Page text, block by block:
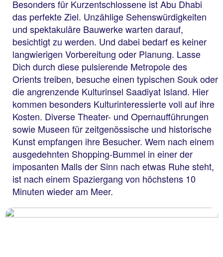
Besonders für Kurzentschlossene ist Abu Dhabi
das perfekte Ziel. Unzählige Sehenswürdigkeiten
und spektakuläre Bauwerke warten darauf,
besichtigt zu werden. Und dabei bedarf es keiner
langwierigen Vorbereitung oder Planung. Lasse
Dich durch diese pulsierende Metropole des
Orients treiben, besuche einen typischen Souk oder
die angrenzende Kulturinsel Saadiyat Island. Hier
kommen besonders Kulturinteressierte voll auf ihre
Kosten. Diverse Theater- und Opernaufführungen
sowie Museen für zeitgenössische und historische
Kunst empfangen ihre Besucher. Wem nach einem
ausgedehnten Shopping-Bummel in einer der
imposanten Malls der Sinn nach etwas Ruhe steht,
ist nach einem Spaziergang von höchstens 10
Minuten wieder am Meer.